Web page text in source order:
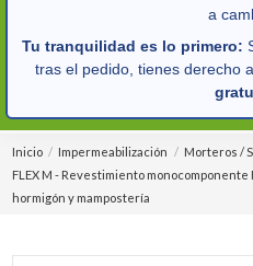
a
Tu tranquilidad es lo primero:
tras el pedido, tienes derecho
Inicio Impermeabilización Morteros /
FLEX M - Revestimiento
hormigón y mampostería